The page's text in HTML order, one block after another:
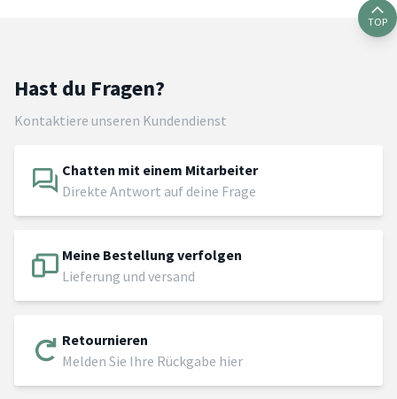
TOP
Hast du Fragen?
Kontaktiere unseren Kundendienst
Chatten mit einem Mitarbeiter
Direkte Antwort auf deine Frage
Meine Bestellung verfolgen
Lieferung und versand
Retournieren
Melden Sie Ihre Rückgabe hier